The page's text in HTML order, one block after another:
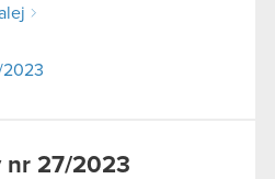
2023
nr 27/2023